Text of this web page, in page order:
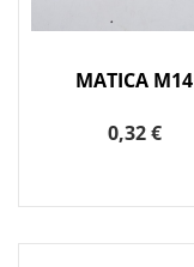
MATICA M14
0,32 €